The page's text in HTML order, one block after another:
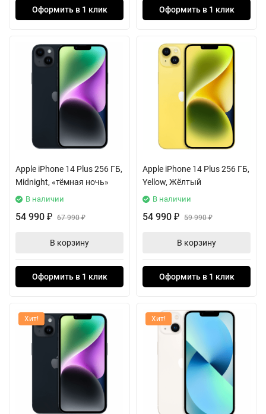
Оформить в 1 клик Оформить в 1 клик
Apple iPhone 14 Plus 256 ГБ,
Midnight, «тёмная ночь»
В наличии
54 990 ₽ 67 990₽
В корзину
Оформить в 1 клик
Apple iPhone 14 Plus 256 ГБ,
Yellow, Жёлтый
В наличии
54 990 ₽ 59 990₽
В корзину
Оформить в 1 клик
Хит! Хит!